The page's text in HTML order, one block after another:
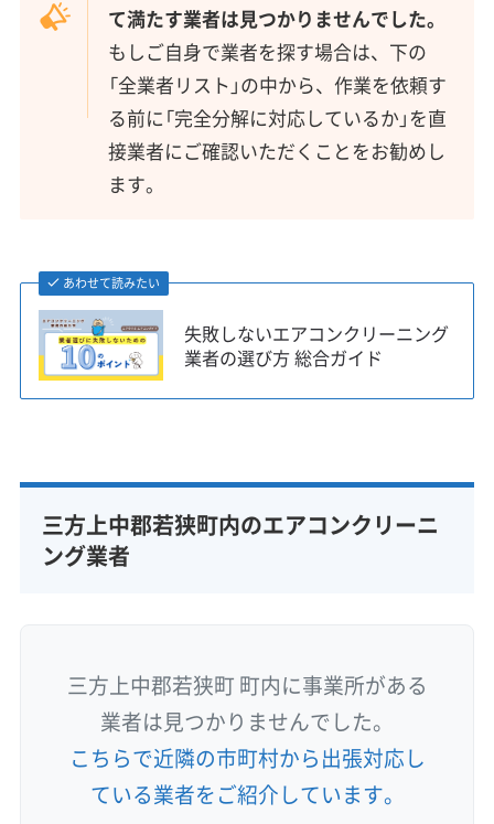
て満たす業者は見つかりませんでした。
もしご自身で業者を探す場合は、下の
「全業者リスト」の中から、作業を依頼す
る前に「完全分解に対応しているか」を直
接業者にご確認いただくことをお勧めし
ます。
あわせて読みたい
失敗しないエアコンクリーニング
業者の選び方 総合ガイド
三方上中郡若狭町内のエアコンクリーニ
ング業者
三方上中郡若狭町 町内に事業所がある
業者は見つかりませんでした。
こちらで近隣の市町村から出張対応し
ている業者をご紹介しています。